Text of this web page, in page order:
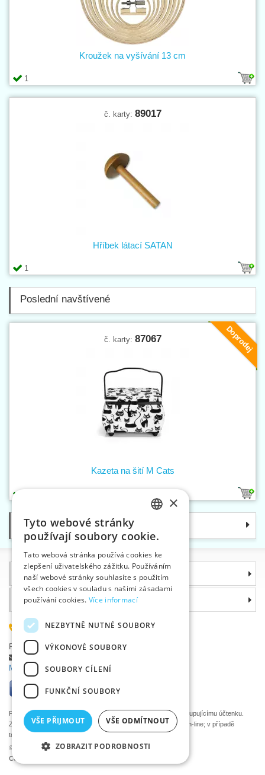
1
Kroužek na vyšívání 13 cm
č. karty: 89017
1
Hříbek látací SATAN
Poslední navštívené
Doprodej
č. karty: 87067
Kazeta na šití M Cats
Kategorie
Informace
©2026 Velkoobchod textilní galanterie VTC a.s., Uničov
Ceny se zobrazí po přihlášení.
Proč si zvolit právě nás
585 051 217
Plzeňská 868, 783 91 Uničov, Česká republika
Položit dotaz
Máte problémy s přihlášením ?
Podle zákona o evidenci tržeb je prodávající povinen vystavit kupujícímu účtenku.
Zároveň je povinen zaevidovat přijatou tržbu u správce daně on-line; v případě
technického výpadku pak nejpozději do 48 hodin.
ENGLISH
GERMAN
×
Tyto webové stránky
používají soubory cookie.
Tato webová stránka používá cookies ke
zlepšení uživatelského zážitku. Používáním
naší webové stránky souhlasíte s použitím
všech cookies v souladu s našimi zásadami
používání cookies. Více informací
NEZBYTNĚ NUTNÉ SOUBORY
VÝKONOVÉ SOUBORY
SOUBORY CÍLENÍ
FUNKČNÍ SOUBORY
VŠE PŘIJMOUT VŠE ODMÍTNOUT
ZOBRAZIT PODROBNOSTI